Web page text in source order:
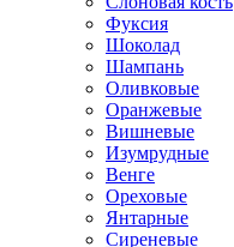
Фуксия
Шоколад
Шампань
Оливковые
Оранжевые
Вишневые
Изумрудные
Венге
Ореховые
Янтарные
Сиреневые